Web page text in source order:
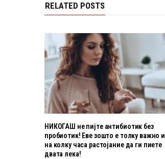
RELATED POSTS
НИКОГАШ не пијте антибиотик без
пробиотик! Еве зошто е толку важно и
на колку часа растојание да ги пиете
двата лека!